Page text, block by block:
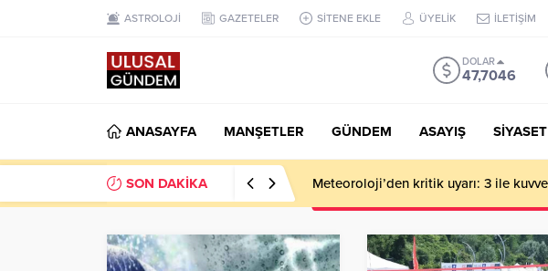
ASTROLOJİ GAZETELER SİTENE EKLE ÜYELİK İLETİŞİM
DOLAR
47,7046
ANASAYFA MANŞETLER GÜNDEM ASAYIŞ SİYASET
SON DAKİKA Meteoroloji’den kritik uyarı: 3 ile